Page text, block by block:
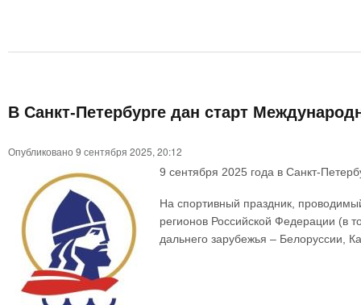
В Санкт-Петербурге дан старт
Опубликовано 9 сентября 2025, 20:12
9 сентября 2025 года в Санкт-
На спортивный праздник,
регионов Российской Федерации (в
дальнего зарубежья – Белоруссии,